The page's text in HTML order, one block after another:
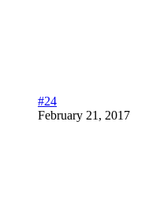
#24
February 21, 2017